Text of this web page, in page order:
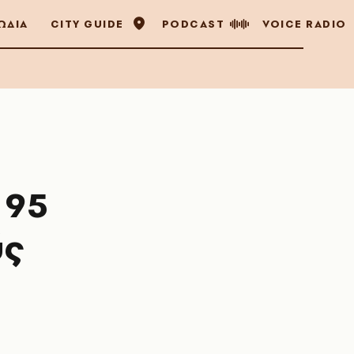
CITY GUIDE PODCAST VOICE RADIO